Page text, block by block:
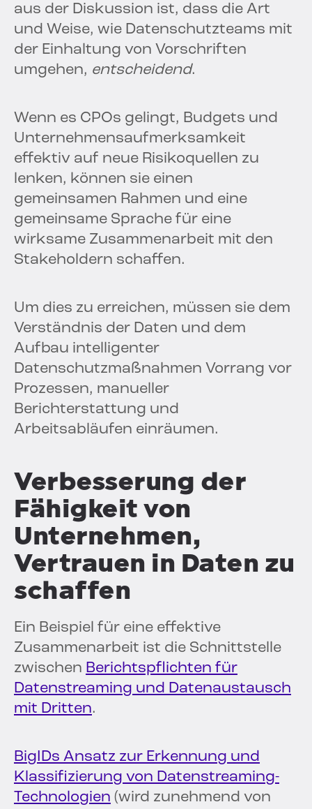
aus der Diskussion ist, dass die Art
und Weise, wie Datenschutzteams mit
der Einhaltung von Vorschriften
umgehen, entscheidend.
Wenn es CPOs gelingt, Budgets und
Unternehmensaufmerksamkeit
effektiv auf neue Risikoquellen zu
lenken, können sie einen
gemeinsamen Rahmen und eine
gemeinsame Sprache für eine
wirksame Zusammenarbeit mit den
Stakeholdern schaffen.
Um dies zu erreichen, müssen sie dem
Verständnis der Daten und dem
Aufbau intelligenter
Datenschutzmaßnahmen Vorrang vor
Prozessen, manueller
Berichterstattung und
Arbeitsabläufen einräumen.
Verbesserung der
Fähigkeit von
Unternehmen,
Vertrauen in Daten zu
schaffen
Ein Beispiel für eine effektive
Zusammenarbeit ist die Schnittstelle
zwischen Berichtspflichten für
Datenstreaming und Datenaustausch
mit Dritten.
BigIDs Ansatz zur Erkennung und
Klassifizierung von Datenstreaming-
Technologien (wird zunehmend von